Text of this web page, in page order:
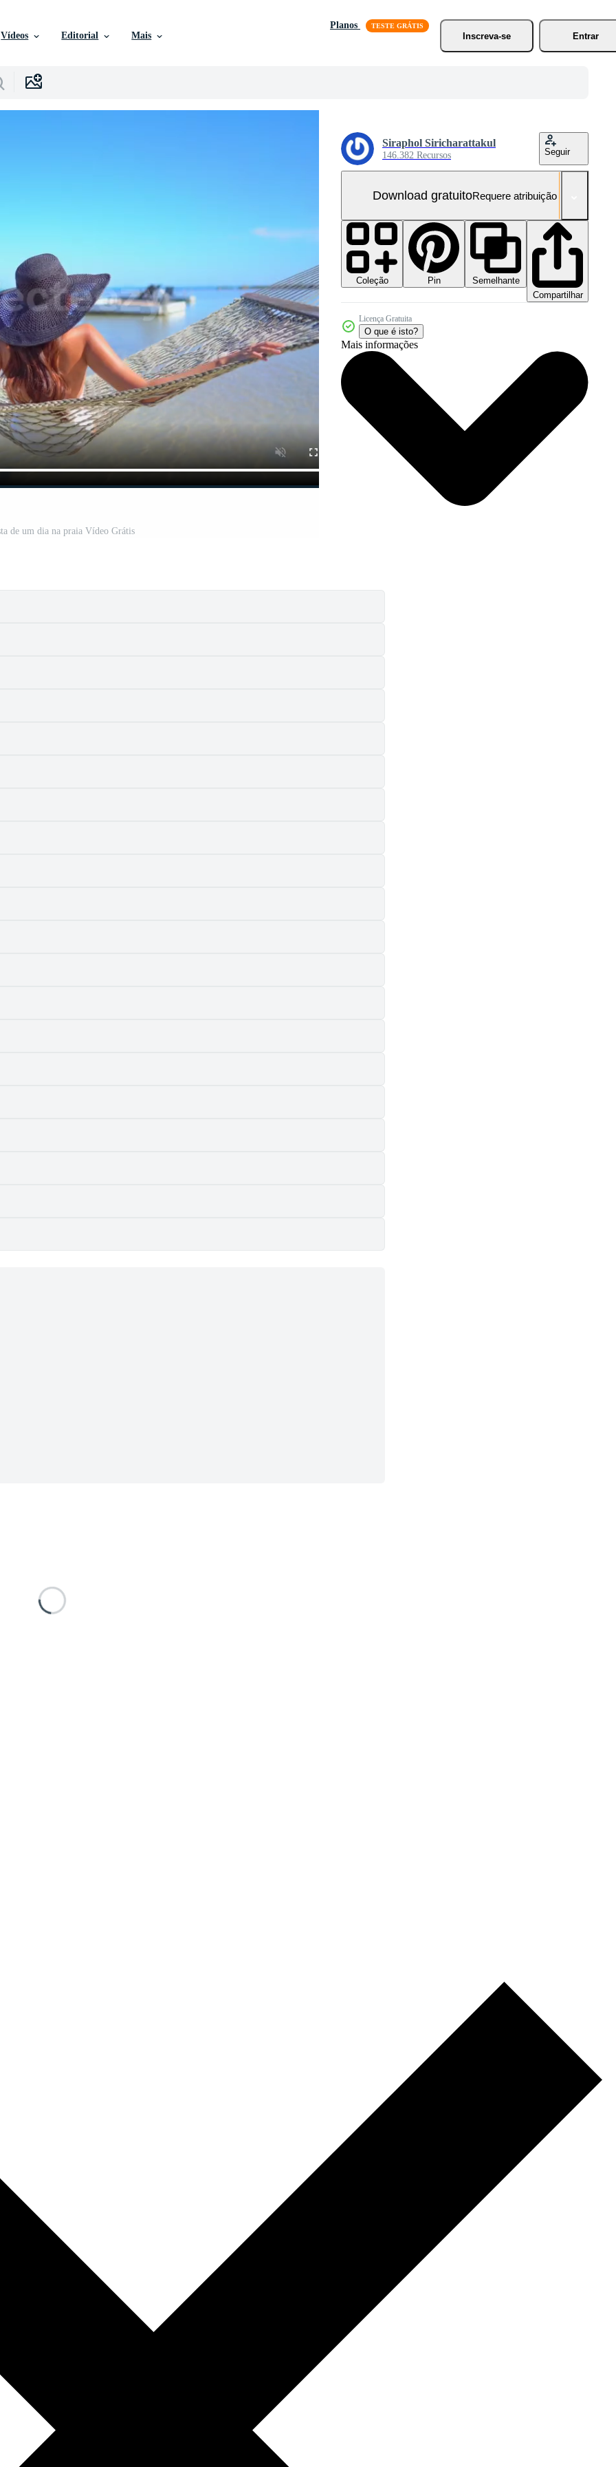
Vídeos Editorial Mais
Planos
Inscreva-se
Entrar
de um dia na praia Vídeo Grátis
Siraphol Siricharattakul
146.382 Recursos Seguir
Download gratuitoRequere atribuição
Coleção Pin
Semelhante
Compartilhar
Licença Gratuita
O que é isto?
Mais informações